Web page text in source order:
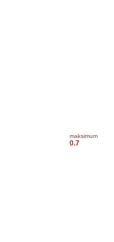
maksimum
0.7